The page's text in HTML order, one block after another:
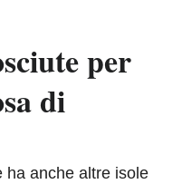
per
di
ha anche altre isole